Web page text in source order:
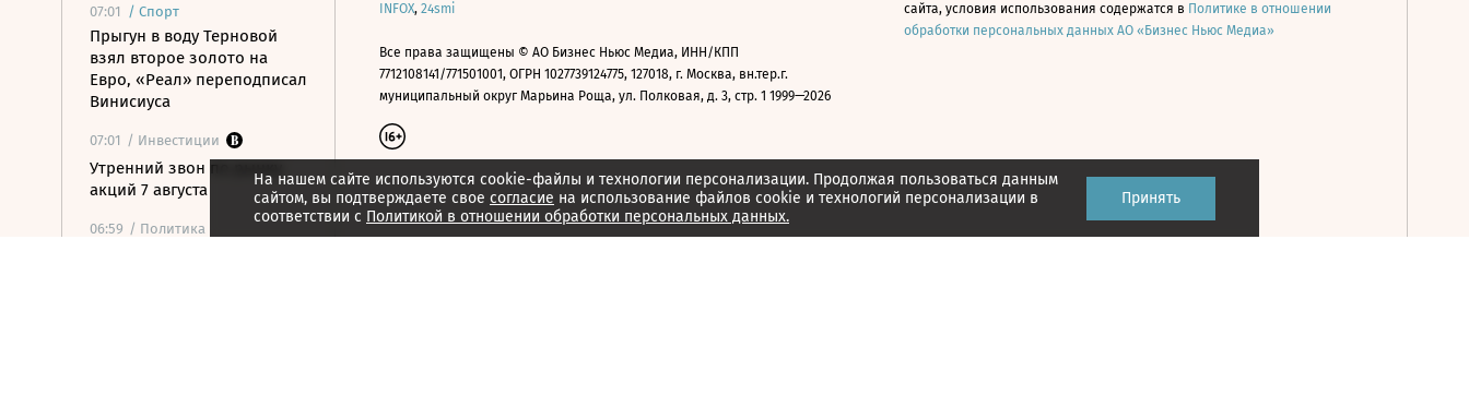
07:01 / Спорт
Прыгун в воду Терновой
взял второе золото на
Евро, «Реал» переподписал
Винисиуса
07:01 / Инвестиции
Утренний звон по рынку
акций 7 августа
06:59 / Политика
На нашем сайте используются cookie-файлы и технологии персонализации. Продолжая пользоваться данным
сайтом, вы подтверждаете свое согласие на использование файлов cookie и технологий персонализации в
соответствии с Политикой в отношении обработки персональных данных.
Принять
INFOX, 24smi
Все права защищены © АО Бизнес Ньюс Медиа, ИНН/КПП
7712108141/771501001, ОГРН 1027739124775, 127018, г. Москва, вн.тер.г.
муниципальный округ Марьина Роща, ул. Полковая, д. 3, стр. 1 1999—2026
сайта, условия использования содержатся в Политике в отношении
обработки персональных данных АО «Бизнес Ньюс Медиа»